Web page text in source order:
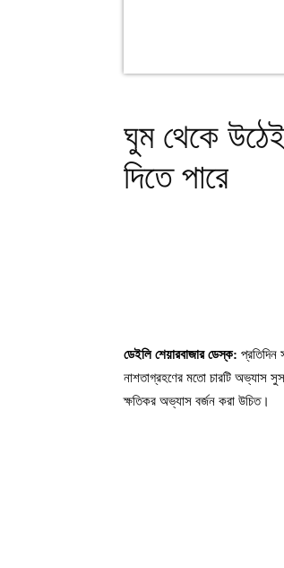
ঘুম থেকে
দিতে পারে
ডেইলি শেয়ারবাজার ডেস্ক: প্রতিদিন
নাশতাগ্রহণের মতো চারটি অভ্যাস
ক্ষতিকর অভ্যাস বর্জন করা উচিত।